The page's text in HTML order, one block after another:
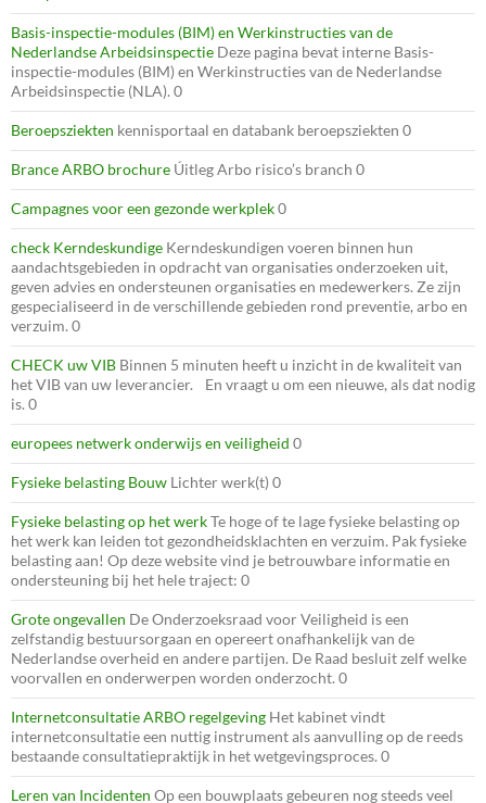
Basis-inspectie-modules (BIM) en Werkinstructies van de
Nederlandse Arbeidsinspectie Deze pagina bevat interne Basis-
inspectie-modules (BIM) en Werkinstructies van de Nederlandse
Arbeidsinspectie (NLA). 0
Beroepsziekten kennisportaal en databank beroepsziekten 0
Brance ARBO brochure Úitleg Arbo risico’s branch 0
Campagnes voor een gezonde werkplek0
check Kerndeskundige Kerndeskundigen voeren binnen hun
aandachtsgebieden in opdracht van organisaties onderzoeken uit,
geven advies en ondersteunen organisaties en medewerkers. Ze zijn
gespecialiseerd in de verschillende gebieden rond preventie, arbo en
verzuim. 0
CHECK uw VIB Binnen 5 minuten heeft u inzicht in de kwaliteit van
het VIB van uw leverancier. En vraagt u om een nieuwe, als dat nodig
is. 0
europees netwerk onderwijs en veiligheid 0
Fysieke belasting Bouw Lichter werk(t) 0
Fysieke belasting op het werkTe hoge of te lage fysieke belasting op
het werk kan leiden tot gezondheidsklachten en verzuim. Pak fysieke
belasting aan! Op deze website vind je betrouwbare informatie en
ondersteuning bij het hele traject: 0
Grote ongevallen De Onderzoeksraad voor Veiligheid is een
zelfstandig bestuursorgaan en opereert onafhankelijk van de
Nederlandse overheid en andere partijen. De Raad besluit zelf welke
voorvallen en onderwerpen worden onderzocht. 0
Internetconsultatie ARBO regelgeving Het kabinet vindt
internetconsultatie een nuttig instrument als aanvulling op de reeds
bestaande consultatiepraktijk in het wetgevingsproces. 0
Leren van Incidenten Op een bouwplaats gebeuren nog steeds veel